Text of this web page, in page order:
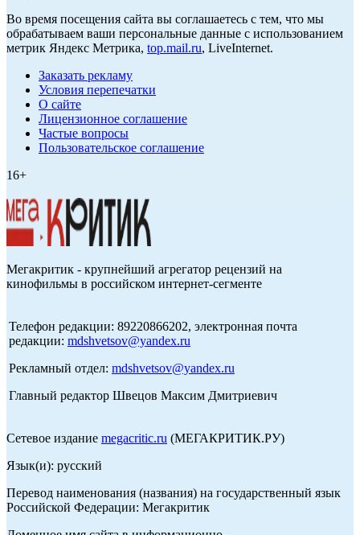
Во время посещения сайта вы соглашаетесь с тем, что мы
обрабатываем ваши персональные данные с использованием
метрик Яндекс Метрика, top.mail.ru, LiveInternet.
Заказать рекламу
Условия перепечатки
О сайте
Лицензионное соглашение
Частые вопросы
Пользовательское соглашение
16+
Мегакритик - крупнейший агрегатор рецензий на
кинофильмы в российском интернет-сегменте
Телефон редакции: 89220866202, электронная почта
редакции: mdshvetsov@yandex.ru
Рекламный отдел: mdshvetsov@yandex.ru
Главный редактор Швецов Максим Дмитриевич
Сетевое издание megacritic.ru (МЕГАКРИТИК.РУ)
Язык(и): русский
Перевод наименования (названия) на государственный язык
Российской Федерации: Мегакритик